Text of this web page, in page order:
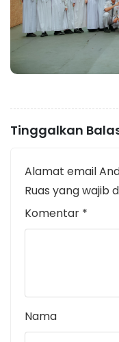
Tinggalkan
Alamat email
Ruas yang wajib
Komentar *
Nama